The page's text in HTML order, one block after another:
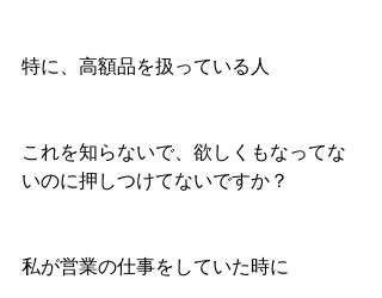
特に、高額品を扱っている人
これを知らないで、欲しくもなってな
いのに押しつけてないですか？
私が営業の仕事をしていた時に